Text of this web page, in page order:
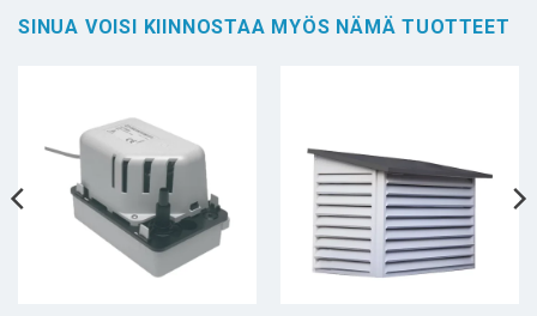
SINUA VOISI KIINNOSTAA MYÖS NÄMÄ TUOTTEET